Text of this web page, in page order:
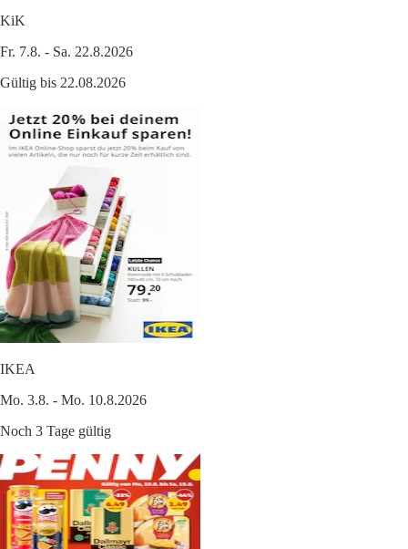
KiK
Fr. 7.8. - Sa. 22.8.2026
Gültig bis 22.08.2026
IKEA
Mo. 3.8. - Mo. 10.8.2026
Noch 3 Tage gültig